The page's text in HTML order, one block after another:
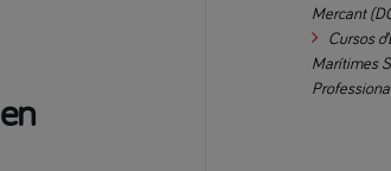
Mercant
Cursos
Marítimes